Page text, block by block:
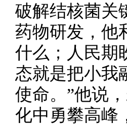
破解结核菌关
药物研发，他
什么；人民期
态就是把小我
使命。”他说
化中勇攀高峰